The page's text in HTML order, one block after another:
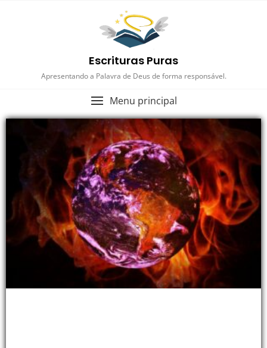
Escrituras Puras
Apresentando a Palavra de Deus de forma responsável.
Menu principal